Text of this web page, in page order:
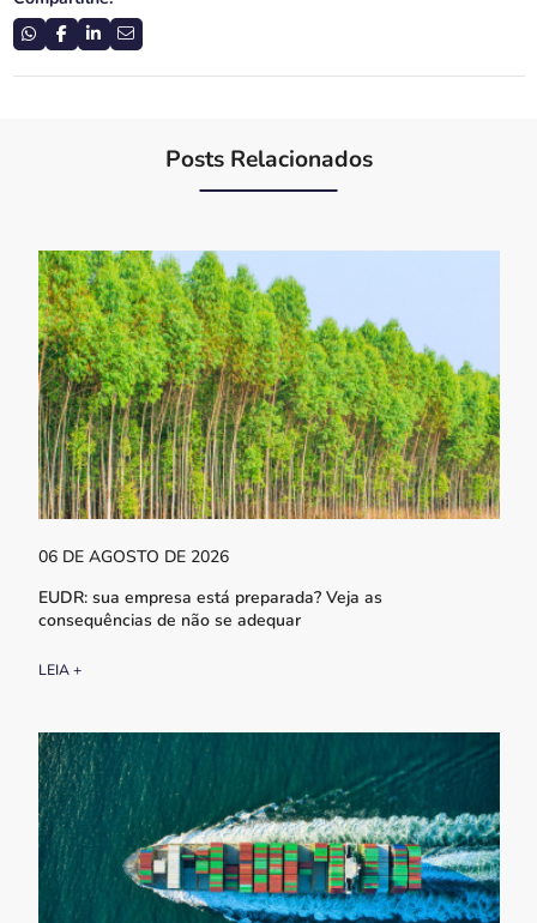
Posts Relacionados
06 DE AGOSTO DE 2026
EUDR: sua empresa está preparada? Veja as
consequências de não se adequar
LEIA +